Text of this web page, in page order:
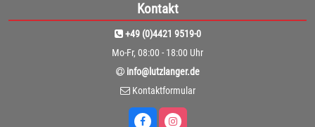
Kontakt
+49 (0)4421 9519-0
Mo-Fr, 08:00 - 18:00 Uhr
info@lutzlanger.de
Kontaktformular